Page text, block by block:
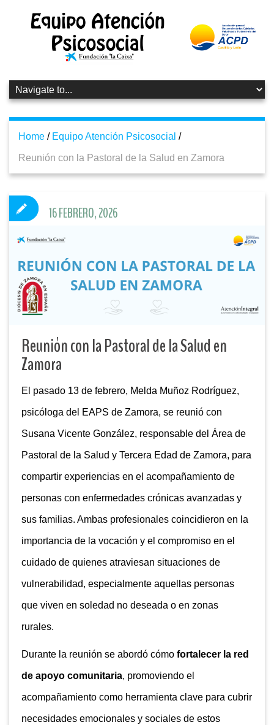
Home / Equipo Atención Psicosocial /
Reunión con la Pastoral de la Salud en Zamora
Reunión con la Pastoral de la Salud en
Zamora
El pasado 13 de febrero, Melda Muñoz Rodríguez,
psicóloga del EAPS de Zamora, se reunió con
Susana Vicente González, responsable del Área de
Pastoral de la Salud y Tercera Edad de Zamora, para
compartir experiencias en el acompañamiento de
personas con enfermedades crónicas avanzadas y
sus familias. Ambas profesionales coincidieron en la
importancia de la vocación y el compromiso en el
cuidado de quienes atraviesan situaciones de
vulnerabilidad, especialmente aquellas personas
que viven en soledad no deseada o en zonas
rurales.
Durante la reunión se abordó cómo fortalecer la red
de apoyo comunitaria, promoviendo el
acompañamiento como herramienta clave para cubrir
necesidades emocionales y sociales de estos
16 FEBRERO, 2026